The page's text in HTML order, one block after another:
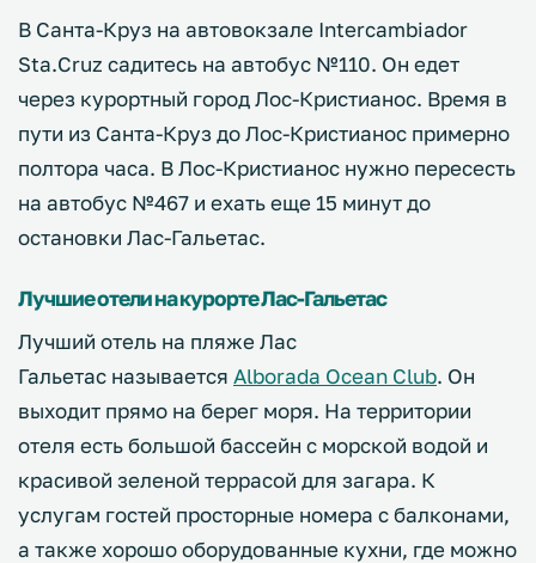
В Санта-Круз на автовокзале Intercambiador
Sta.Cruz садитесь на автобус №110. Он едет
через курортный город Лос-Кристианос. Время в
пути из Санта-Круз до Лос-Кристианос примерно
полтора часа. В Лос-Кристианос нужно пересесть
на автобус №467 и ехать еще 15 минут до
остановки Лас-Гальетас.
Лучшие отели на курорте Лас-Гальетас
Лучший отель на пляже Лас
Гальетас называется Alborada Ocean Club. Он
выходит прямо на берег моря. На территории
отеля есть большой бассейн с морской водой и
красивой зеленой террасой для загара. К
услугам гостей просторные номера с балконами,
а также хорошо оборудованные кухни, где можно